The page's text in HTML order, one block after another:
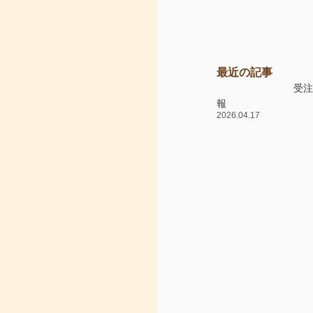
最近の記事
受
報
2026.04.17